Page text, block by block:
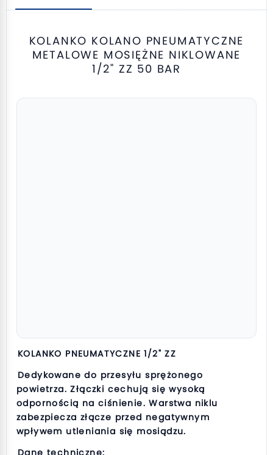
KOLANKO KOLANO PNEUMATYCZNE
METALOWE MOSIĘŻNE NIKLOWANE
1/2" ZZ 50 BAR
KOLANKO PNEUMATYCZNE 1/2" ZZ
Dedykowane do przesyłu sprężonego
powietrza. Złączki cechują się wysoką
odpornością na ciśnienie. Warstwa niklu
zabezpiecza złącze przed negatywnym
wpływem utleniania się mosiądzu.
Dane techniczne: